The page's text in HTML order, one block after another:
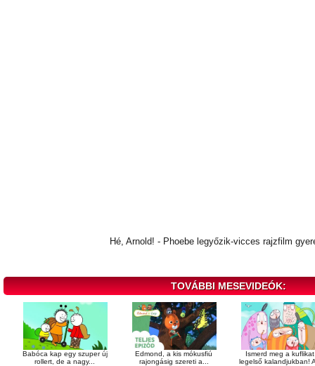
Hé, Arnold! - Phoebe legyőzik-vicces rajzfilm
TOVÁBBI MESEVIDEÓK:
Babóca kap egy szuper új
rollert, de a nagy...
Edmond, a kis mókusfiú
rajongásig szereti a...
Ismerd meg a
legelső kalandjukban!